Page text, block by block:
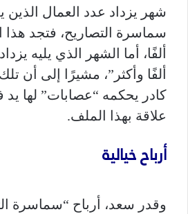
شهر يزداد عدد العمال الذين
ألفًا وأكثر”، مشيرًا إلى أن
كادر يحكمه “عصابات” لها
علاقة بهذا الملف.
أرباح خيالية
وقدر سعد، أرباح “سماسرة